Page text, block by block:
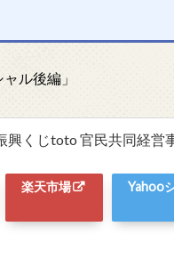
ル後編」
くじtoto 官民共同経営
楽天市場 Yahoo